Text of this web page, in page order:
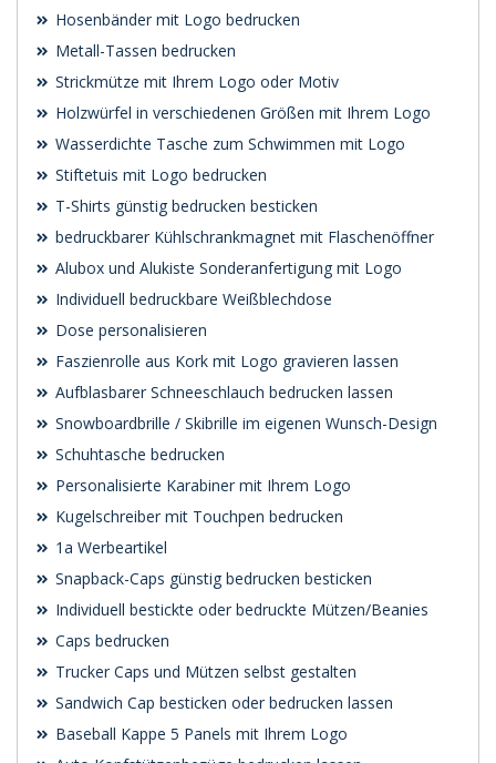
Hosenbänder mit Logo bedrucken
Metall-Tassen bedrucken
Strickmütze mit Ihrem Logo oder Motiv
Holzwürfel in verschiedenen Größen mit Ihrem Logo
Wasserdichte Tasche zum Schwimmen mit Logo
Stiftetuis mit Logo bedrucken
T-Shirts günstig bedrucken besticken
bedruckbarer Kühlschrankmagnet mit Flaschenöffner
Alubox und Alukiste Sonderanfertigung mit Logo
Individuell bedruckbare Weißblechdose
Dose personalisieren
Faszienrolle aus Kork mit Logo gravieren lassen
Aufblasbarer Schneeschlauch bedrucken lassen
Snowboardbrille / Skibrille im eigenen Wunsch-Design
Schuhtasche bedrucken
Personalisierte Karabiner mit Ihrem Logo
Kugelschreiber mit Touchpen bedrucken
1a Werbeartikel
Snapback-Caps günstig bedrucken besticken
Individuell bestickte oder bedruckte Mützen/Beanies
Caps bedrucken
Trucker Caps und Mützen selbst gestalten
Sandwich Cap besticken oder bedrucken lassen
Baseball Kappe 5 Panels mit Ihrem Logo